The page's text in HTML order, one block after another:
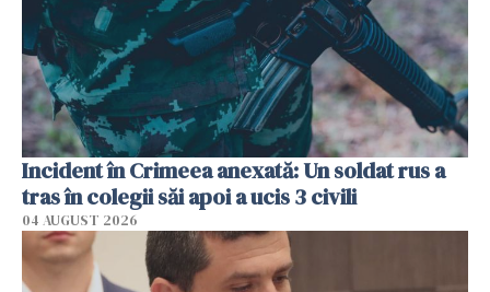
Incident în Crimeea anexată: Un soldat rus a
tras în colegii săi apoi a ucis 3 civili
04 AUGUST 2026